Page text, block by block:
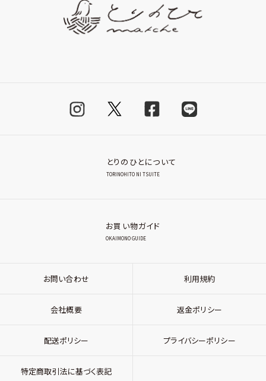
とりのひとについて
TORINOHITO NI TSUITE
お買い物ガイド
OKAIMONO GUIDE
お問い合わせ 利用規約
会社概要 返金ポリシー
配送ポリシー プライバシーポリシー
特定商取引法に基づく表記